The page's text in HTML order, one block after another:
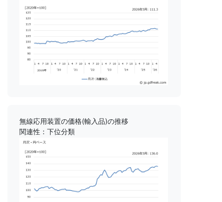
無線応用装置の価格(輸入品)の推移
関連性：下位分類